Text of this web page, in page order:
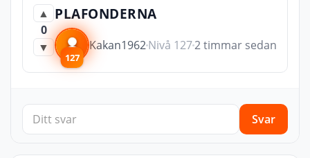
▲
0
▼
PLAFONDERNA
127
Kakan1962Nivå 1272 timmar sedan
Svar